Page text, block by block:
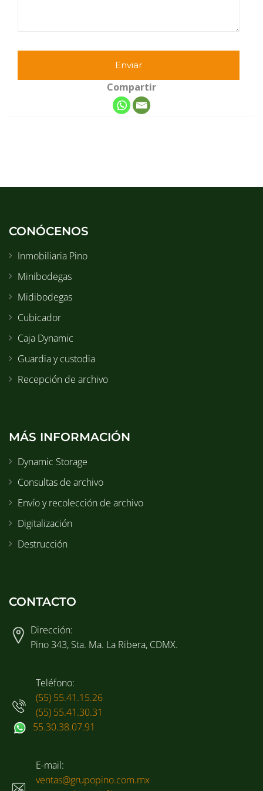
Compartir
CONÓCENOS
Inmobiliaria Pino
Minibodegas
Midibodegas
Cubicador
Caja Dynamic
Guardia y custodia
Recepción de archivo
MÁS INFORMACIÓN
Dynamic Storage
Consultas de archivo
Envío y recolección de archivo
Digitalización
Destrucción
CONTACTO
Dirección:
Pino 343, Sta. Ma. La Ribera, CDMX.
Teléfono:
(55) 55.41.15.26
(55) 55.41.30.31
55.30.38.07.91
E-mail:
ventas@grupopino.com.mx